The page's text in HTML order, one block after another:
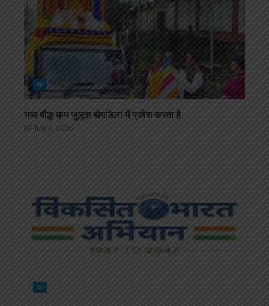
देश
भव्य बौद्ध धम्म जुलूस बोमडिला में प्रवेश करता है
July 6, 2026
देश